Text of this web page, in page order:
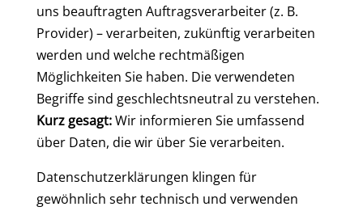
uns beauftragten Auftragsverarbeiter (z. B.
Provider) – verarbeiten, zukünftig verarbeiten
werden und welche rechtmäßigen
Möglichkeiten Sie haben. Die verwendeten
Begriffe sind geschlechtsneutral zu verstehen.
Kurz gesagt:Wir informieren Sie umfassend
über Daten, die wir über Sie verarbeiten.
Datenschutzerklärungen klingen für
gewöhnlich sehr technisch und verwenden